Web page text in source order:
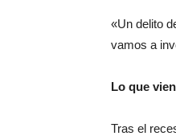
«Un delito
vamos a
Lo que
Tras el